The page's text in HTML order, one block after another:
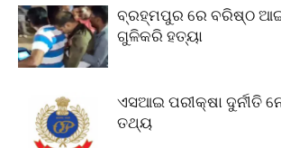
ବ୍ରହ୍ମପୁର ରେ ବରିଷ୍ଠ
ଗୁଳିକରି ହତ୍ୟା
ଏସଆଇ ପରୀକ୍ଷା ଦୁର୍ନୀତି
ତଥ୍ୟ